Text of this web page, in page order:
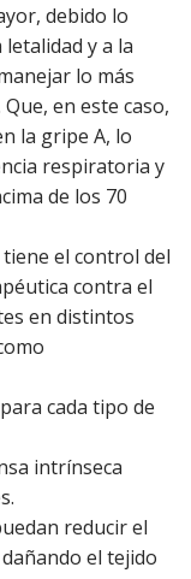
debido lo
y a la
lo más
en este caso,
la gripe A, lo
respiratoria y
de los 70
el control del
contra el
en distintos
cada tipo de
intrínseca
reducir el
el tejido